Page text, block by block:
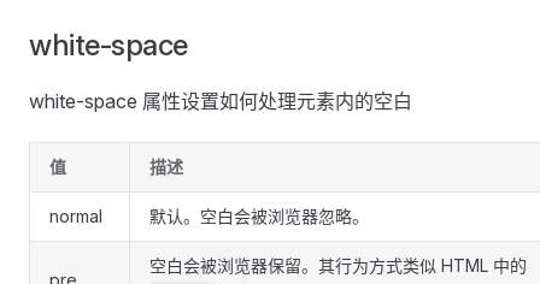
white-space
white-space 属性设置如何处理元素内的空白
值 描述
normal 默认。空白会被浏览器忽略。
空白会被浏览器保留。其行为方式类似 HTML 中的